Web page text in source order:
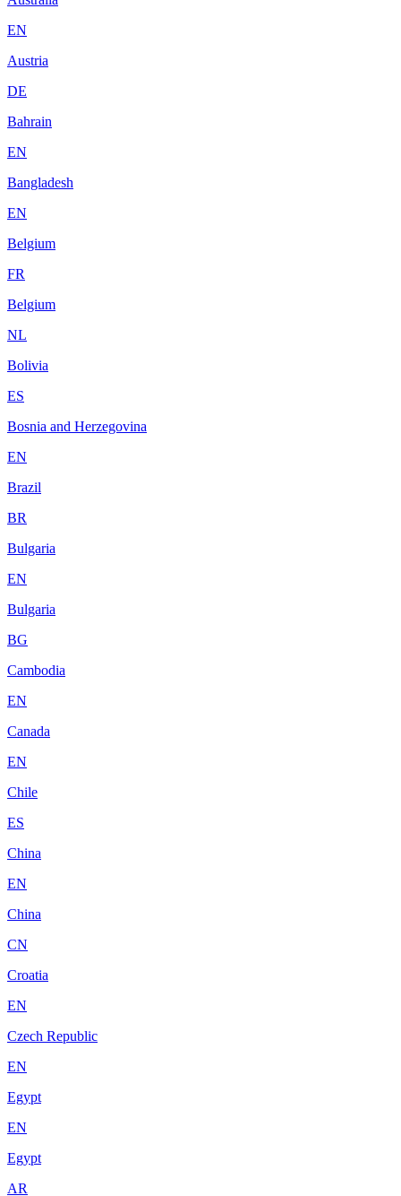
EN
Austria
DE
Bahrain
EN
Bangladesh
EN
Belgium
FR
Belgium
NL
Bolivia
ES
Bosnia and Herzegovina
EN
Brazil
BR
Bulgaria
EN
Bulgaria
BG
Cambodia
EN
Canada
EN
Chile
ES
China
EN
China
CN
Croatia
EN
Czech Republic
EN
Egypt
EN
Egypt
AR